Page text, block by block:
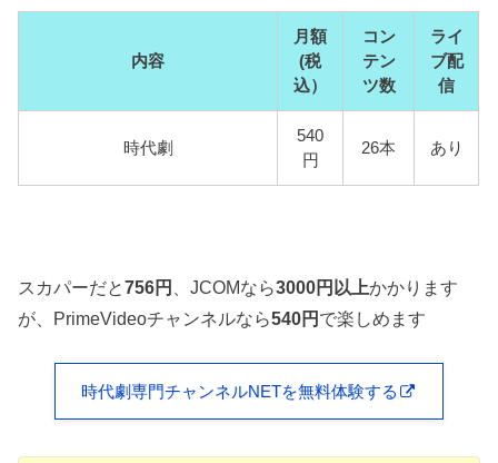
内容
月額
(税
込）
コン
テン
ツ数
ライ
ブ配
信
時代劇
540
円
26本 あり
スカパーだと756円 、JCOMなら3000円以上かかります
が、PrimeVideoチャンネルなら540円 で楽しめます
時代劇専門チャンネルNETを無料体験する